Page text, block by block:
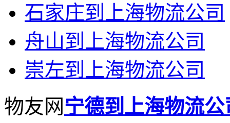
石家庄到上海物流公司
舟山到上海物流公司
崇左到上海物流公司
物友网宁德到上海物流公